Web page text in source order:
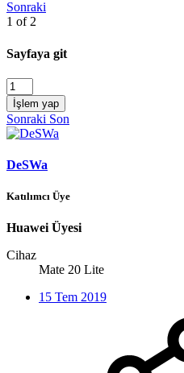
Sonraki
1 of 2
Sayfaya git
İşlem yap
Sonraki Son
DeSWa
Katılımcı Üye
Huawei Üyesi
Cihaz
Mate 20 Lite
15 Tem 2019